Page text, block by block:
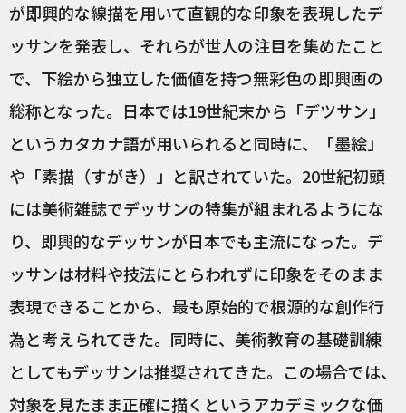
が即興的な線描を用いて直観的な印象を表現したデ
ッサンを発表し、それらが世人の注目を集めたこと
で、下絵から独立した価値を持つ無彩色の即興画の
総称となった。日本では19世紀末から「デツサン」
というカタカナ語が用いられると同時に、「墨絵」
や「素描（すがき）」と訳されていた。20世紀初頭
には美術雑誌でデッサンの特集が組まれるようにな
り、即興的なデッサンが日本でも主流になった。デ
ッサンは材料や技法にとらわれずに印象をそのまま
表現できることから、最も原始的で根源的な創作行
為と考えられてきた。同時に、美術教育の基礎訓練
としてもデッサンは推奨されてきた。この場合では、
対象を見たまま正確に描くというアカデミックな価